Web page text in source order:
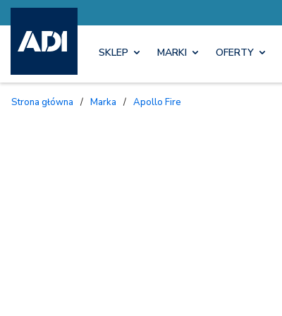
SKLEP MARKI OFERTY
Strona główna / Marka / Apollo Fire